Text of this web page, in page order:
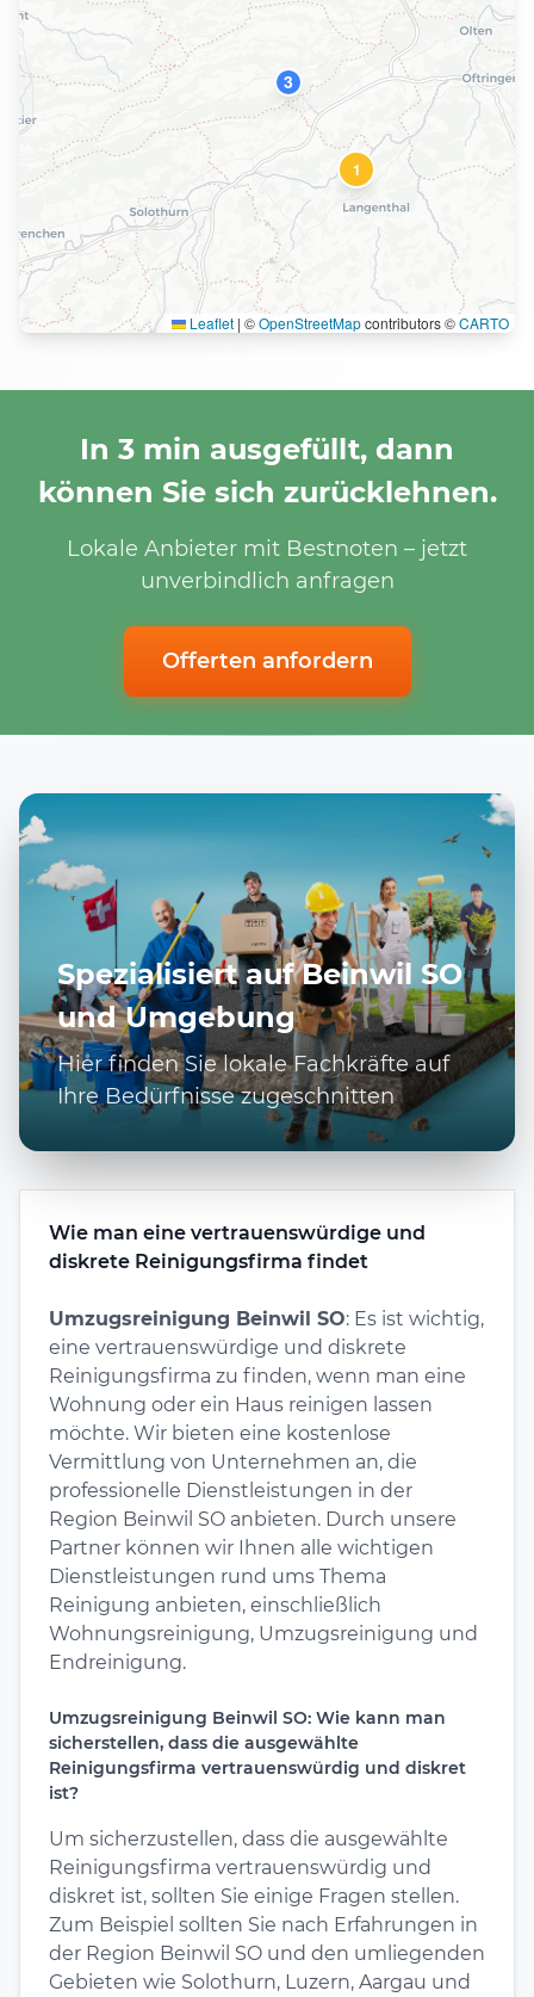
1
3
Leaflet | ©OpenStreetMapcontributors ©CARTO
In 3 min ausgefüllt, dann
können Sie sich zurücklehnen.
Lokale Anbieter mit Bestnoten – jetzt
unverbindlich anfragen
Offerten anfordern
Spezialisiert auf Beinwil SO
und Umgebung
Hier finden Sie lokale Fachkräfte auf
Ihre Bedürfnisse zugeschnitten
Wie man eine vertrauenswürdige und
diskrete Reinigungsfirma findet
Umzugsreinigung Beinwil SO: Es ist wichtig,
eine vertrauenswürdige und diskrete
Reinigungsfirma zu finden, wenn man eine
Wohnung oder ein Haus reinigen lassen
möchte. Wir bieten eine kostenlose
Vermittlung von Unternehmen an, die
professionelle Dienstleistungen in der
Region Beinwil SO anbieten. Durch unsere
Partner können wir Ihnen alle wichtigen
Dienstleistungen rund ums Thema
Reinigung anbieten, einschließlich
Wohnungsreinigung, Umzugsreinigung und
Endreinigung.
Umzugsreinigung Beinwil SO: Wie kann man
sicherstellen, dass die ausgewählte
Reinigungsfirma vertrauenswürdig und diskret
ist?
Um sicherzustellen, dass die ausgewählte
Reinigungsfirma vertrauenswürdig und
diskret ist, sollten Sie einige Fragen stellen.
Zum Beispiel sollten Sie nach Erfahrungen in
der Region Beinwil SO und den umliegenden
Gebieten wie Solothurn, Luzern, Aargau und